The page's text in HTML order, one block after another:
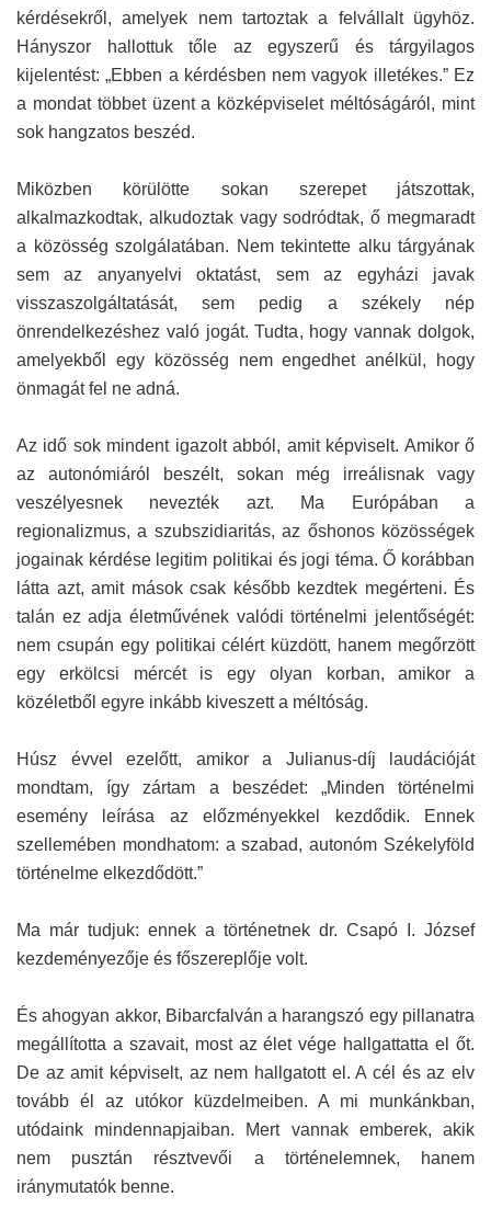
kérdésekről, amelyek nem tartoztak a felvállalt ügyhöz.
Hányszor hallottuk tőle az egyszerű és tárgyilagos
kijelentést: „Ebben a kérdésben nem vagyok illetékes.” Ez
a mondat többet üzent a közképviselet méltóságáról, mint
sok hangzatos beszéd.
Miközben körülötte sokan szerepet játszottak,
alkalmazkodtak, alkudoztak vagy sodródtak, ő megmaradt
a közösség szolgálatában. Nem tekintette alku tárgyának
sem az anyanyelvi oktatást, sem az egyházi javak
visszaszolgáltatását, sem pedig a székely nép
önrendelkezéshez való jogát. Tudta, hogy vannak dolgok,
amelyekből egy közösség nem engedhet anélkül, hogy
önmagát fel ne adná.
Az idő sok mindent igazolt abból, amit képviselt. Amikor ő
az autonómiáról beszélt, sokan még irreálisnak vagy
veszélyesnek nevezték azt. Ma Európában a
regionalizmus, a szubszidiaritás, az őshonos közösségek
jogainak kérdése legitim politikai és jogi téma. Ő korábban
látta azt, amit mások csak később kezdtek megérteni. És
talán ez adja életművének valódi történelmi jelentőségét:
nem csupán egy politikai célért küzdött, hanem megőrzött
egy erkölcsi mércét is egy olyan korban, amikor a
közéletből egyre inkább kiveszett a méltóság.
Húsz évvel ezelőtt, amikor a Julianus-díj laudációját
mondtam, így zártam a beszédet: „Minden történelmi
esemény leírása az előzményekkel kezdődik. Ennek
szellemében mondhatom: a szabad, autonóm Székelyföld
történelme elkezdődött.”
Ma már tudjuk: ennek a történetnek dr. Csapó I. József
kezdeményezője és főszereplője volt.
És ahogyan akkor, Bibarcfalván a harangszó egy pillanatra
megállította a szavait, most az élet vége hallgattatta el őt.
De az amit képviselt, az nem hallgatott el. A cél és az elv
tovább él az utókor küzdelmeiben. A mi munkánkban,
utódaink mindennapjaiban. Mert vannak emberek, akik
nem pusztán résztvevői a történelemnek, hanem
iránymutatók benne.